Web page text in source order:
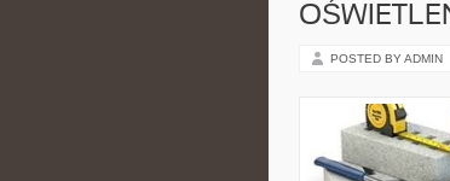
POSTED BY ADMIN